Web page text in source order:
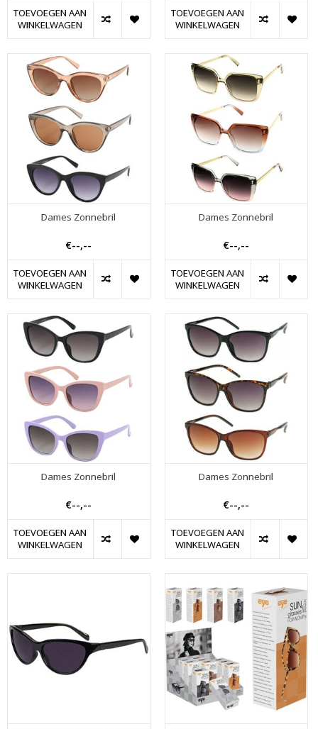
TOEVOEGEN AAN
WINKELWAGEN
TOEVOEGEN AAN
WINKELWAGEN
Dames Zonnebril
€--,--
TOEVOEGEN AAN
WINKELWAGEN
Dames Zonnebril
€--,--
TOEVOEGEN AAN
WINKELWAGEN
Dames Zonnebril
€--,--
TOEVOEGEN AAN
WINKELWAGEN
Dames Zonnebril
€--,--
TOEVOEGEN AAN
WINKELWAGEN